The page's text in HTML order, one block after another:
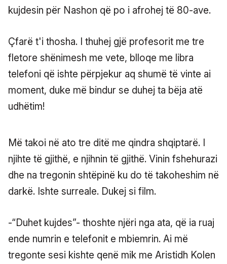
kujdesin për Nashon që po i afrohej të 80-ave.
Çfarë t'i thosha. I thuhej gjë profesorit me tre
fletore shënimesh me vete, blloqe me libra
telefoni që ishte përpjekur aq shumë të vinte ai
moment, duke më bindur se duhej ta bëja atë
udhëtim!
Më takoi në ato tre ditë me qindra shqiptarë. I
njihte të gjithë, e njihnin të gjithë. Vinin fshehurazi
dhe na tregonin shtëpinë ku do të takoheshim në
darkë. Ishte surreale. Dukej si film.
-“Duhet kujdes”- thoshte njëri nga ata, që ia ruaj
ende numrin e telefonit e mbiemrin. Ai më
tregonte sesi kishte qenë mik me Aristidh Kolen